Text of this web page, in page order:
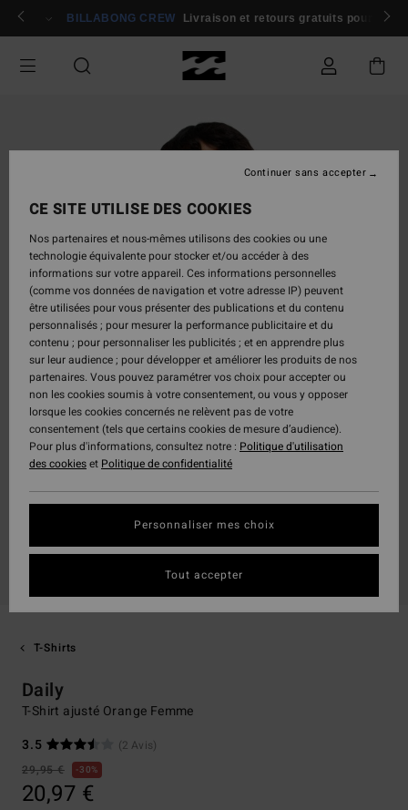
Passer
🏄 Participer
BILLABONG CREW Livraison et retours gratuits pour les
T-Shirts
Daily
T-Shirt ajusté Orange Femme
3.5
(2 Avis)
29,95 €
30%
20,97 €
CE SITE UTILISE DES COOKIES
Nos partenaires et nous-mêmes utilisons des cookies ou une
technologie équivalente pour stocker et/ou accéder à des
informations sur votre appareil. Ces informations personnelles
(comme vos données de navigation et votre adresse IP) peuvent
être utilisées pour vous présenter des publications et du contenu
personnalisés ; pour mesurer la performance publicitaire et du
contenu ; pour personnaliser les publicités ; et en apprendre plus
sur leur audience ; pour développer et améliorer les produits de nos
partenaires. Vous pouvez paramétrer vos choix pour accepter ou
non les cookies soumis à votre consentement, ou vous y opposer
lorsque les cookies concernés ne relèvent pas de votre
consentement (tels que certains cookies de mesure d’audience).
Pour plus d'informations, consultez notre : Politique d'utilisation
des cookieset Politique de confidentialité
Personnaliser mes choix
Continuer sans accepter
Tout accepter